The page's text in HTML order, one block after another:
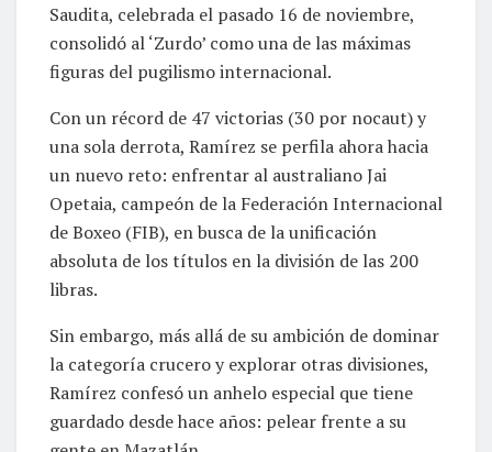
Saudita, celebrada el pasado 16 de noviembre,
consolidó al ‘Zurdo’ como una de las máximas
figuras del pugilismo internacional.
Con un récord de 47 victorias (30 por nocaut) y
una sola derrota, Ramírez se perfila ahora hacia
un nuevo reto: enfrentar al australiano Jai
Opetaia, campeón de la Federación Internacional
de Boxeo (FIB), en busca de la unificación
absoluta de los títulos en la división de las 200
libras.
Sin embargo, más allá de su ambición de dominar
la categoría crucero y explorar otras divisiones,
Ramírez confesó un anhelo especial que tiene
guardado desde hace años: pelear frente a su